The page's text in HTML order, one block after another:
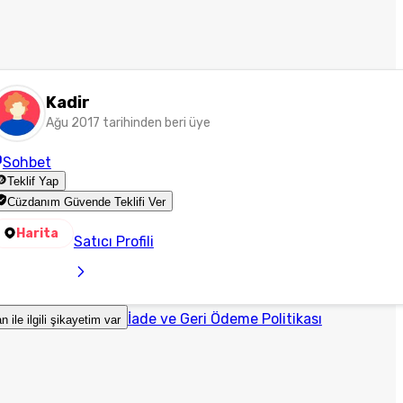
Kadir
Ağu 2017 tarihinden beri üye
Sohbet
Teklif Yap
Cüzdanım Güvende Teklifi Ver
Harita Satıcı Profili
ile ilgili şikayetim var İade ve Geri Ödeme Politikası